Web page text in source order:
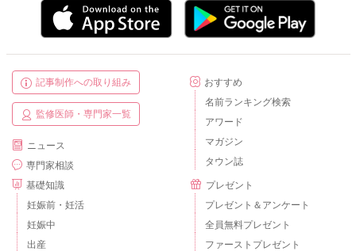
記事制作への取り組み
監修医師・専門家一覧
ニュース
専門家相談
基礎知識
妊娠前・妊活
妊娠中
出産
おすすめ
名前ランキング検索
アワード
マガジン
タウン誌
プレゼント
プレゼント＆アンケート
全員無料プレゼント
ファーストプレゼント